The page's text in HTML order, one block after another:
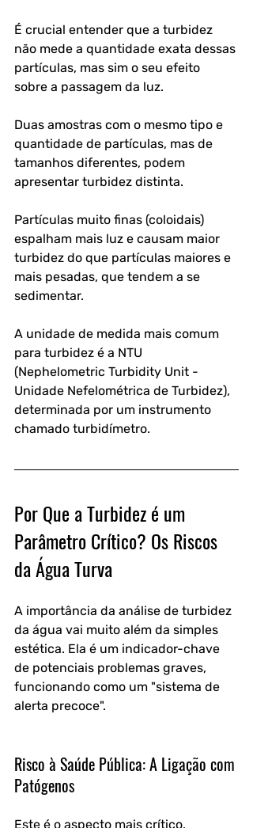
É crucial entender que a turbidez
não mede a quantidade exata dessas
partículas, mas sim o seu efeito
sobre a passagem da luz.
Duas amostras com o mesmo tipo e
quantidade de partículas, mas de
tamanhos diferentes, podem
apresentar turbidez distinta.
Partículas muito finas (coloidais)
espalham mais luz e causam maior
turbidez do que partículas maiores e
mais pesadas, que tendem a se
sedimentar.
A unidade de medida mais comum
para turbidez é a NTU
(Nephelometric Turbidity Unit -
Unidade Nefelométrica de Turbidez),
determinada por um instrumento
chamado turbidímetro.
Por Que a Turbidez é um
Parâmetro Crítico? Os Riscos
da Água Turva
A importância da análise de turbidez
da água vai muito além da simples
estética. Ela é um indicador-chave
de potenciais problemas graves,
funcionando como um "sistema de
alerta precoce".
Risco à Saúde Pública: A Ligação com
Patógenos
Este é o aspecto mais crítico.